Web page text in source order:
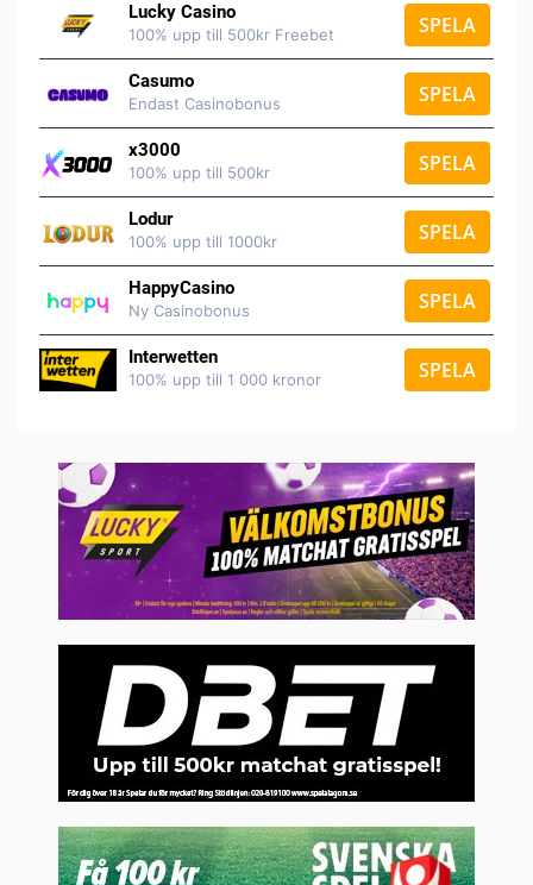
Lucky Casino
100% upp till 500kr Freebet SPELA
Casumo
Endast Casinobonus SPELA
x3000
100% upp till 500kr SPELA
Lodur
100% upp till 1000kr SPELA
HappyCasino
Ny Casinobonus SPELA
Interwetten
100% upp till 1 000 kronor SPELA